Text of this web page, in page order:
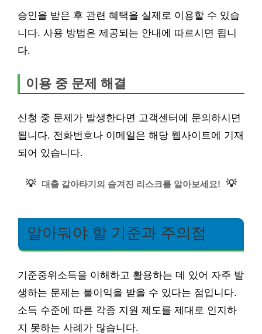
승인을 받은 후 관련 혜택을 실제로 이용할 수 있습
니다. 사용 방법은 제공되는 안내에 따르시면 됩니
다.
이용 중 문제 해결
신청 중 문제가 발생한다면 고객센터에 문의하시면
됩니다. 전화번호나 이메일은 해당 웹사이트에 기재
되어 있습니다.
💡 대출 갈아타기의 숨겨진 리스크를 알아보세요! 💡
알아둬야 할 기준과 주의점
기준중위소득을 이해하고 활용하는 데 있어 자주 발
생하는 문제는 불이익을 받을 수 있다는 점입니다.
소득 수준에 따른 각종 지원 제도를 제대로 인지하
지 못하는 사례가 많습니다.